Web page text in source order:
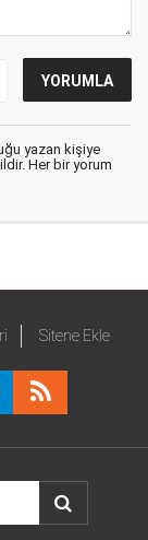
yazan kişiye
Her bir yorum
Sitene Ekle